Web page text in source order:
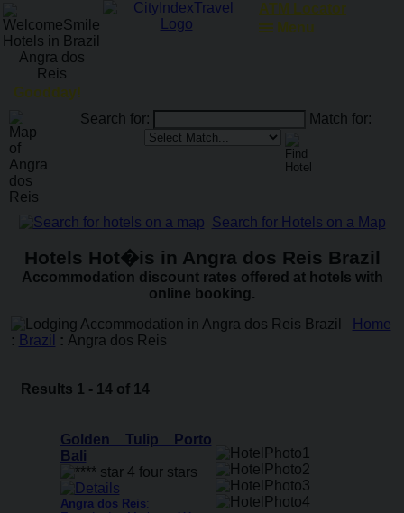
Goodday!
RailRoadFocus
Search for: Match for:
Search for Hotels on a Map
Hotels Hot�is in Angra dos Reis Brazil
Accommodation discount rates offered at hotels with
online booking.
Home
: Brazil : Angra dos Reis
Results 1 - 14 of 14
Golden Tulip Porto
Bali
Angra dos Reis:
Menu